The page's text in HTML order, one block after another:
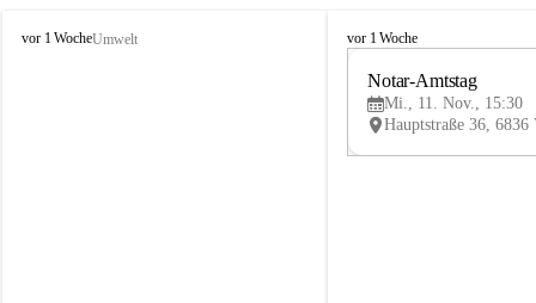
V
vor 1 WocheUmwelt
V
vor 1 Woche
Notar-Amtstag
Mi., 11. Nov., 15:30